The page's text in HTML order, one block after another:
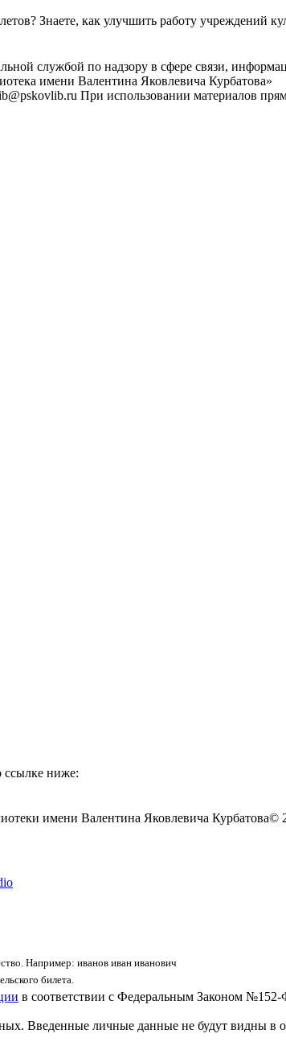
Знаете, как улучшить работу учреждений
службой по надзору в сфере связи,
имени Валентина Яковлевича Курбатова»
При использовании материалов
ссылке ниже:
имени Валентина Яковлевича Курбатова©
Например: иванов иван иванович
билета.
в соответствии с Федеральным Законом
Введенные личные данные не будут видны в